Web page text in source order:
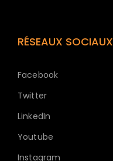
RÉSEAUX SOCIAUX
Facebook
Twitter
LinkedIn
Youtube
Instagram